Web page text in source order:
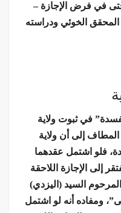
في فرض الإجازة –
الخوئي ودراسته
في ثبوت ولاية
المطاف إلى أن ولاية
فلو اشتمل عقدهما
إلى الإجازة اللاحقة
السيد (اليزدي)
ومفاده أنه لو اشتمل